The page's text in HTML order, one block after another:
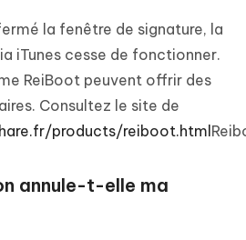
la fenêtre de signature, la
iTunes cesse de fonctionner.
ReiBoot peuvent offrir des
Consultez le site de
products/reiboot.html
annule-t-elle ma